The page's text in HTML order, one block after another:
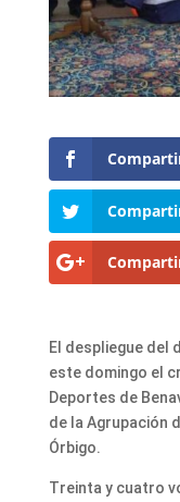
El despliegue del
este domingo el
Deportes de
de la Agrupación
Órbigo.
Treinta y cuatro